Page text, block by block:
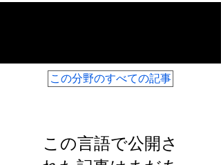
この分野のすべての記事
この言語で公開さ